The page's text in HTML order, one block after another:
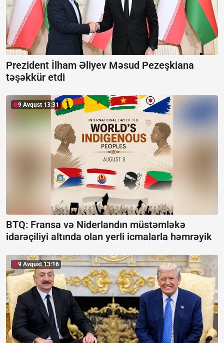
Prezident İlham Əliyev Məsud Pezeşkiana
təşəkkür etdi
9 Avqust 13:31
BTQ: Fransa və Niderlandın müstəmləkə
idarəçiliyi altında olan yerli icmalarla həmrəyik
9 Avqust 13:16